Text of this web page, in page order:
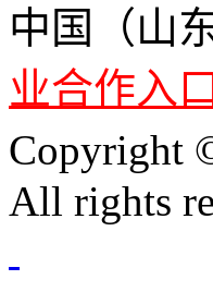
中国（山
业合作入口
Copyright
All rights